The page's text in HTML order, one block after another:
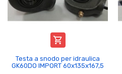

Testa a snodo per idraulica
GK60DO IMPORT 60x135x167,5